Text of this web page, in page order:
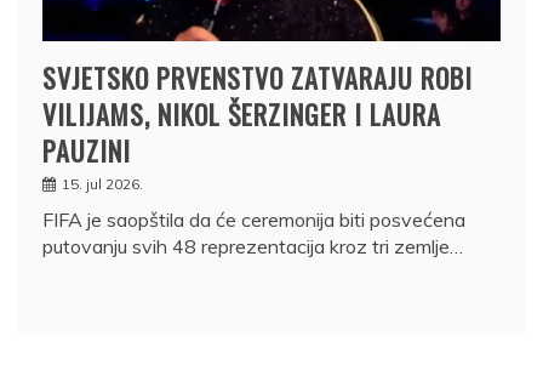
SVJETSKO PRVENSTVO ZATVARAJU ROBI
VILIJAMS, NIKOL ŠERZINGER I LAURA
PAUZINI
15. jul 2026.
FIFA je saopštila da će ceremonija biti posvećena
putovanju svih 48 reprezentacija kroz tri zemlje…